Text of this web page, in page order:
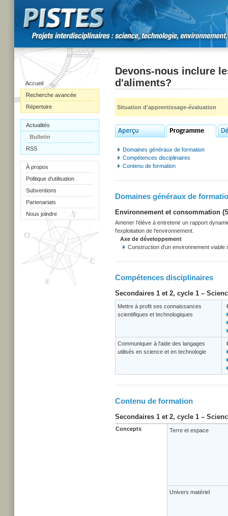
Accueil
Recherche avancée
Répertoire
Actualités
Bulletin
RSS
À propos
Politique d'utilisation
Subventions
Partenariats
Nous joindre
Devons-nous inclure
d'aliments?
Situation d'apprentissage-évaluation
Domaines généraux de formation
Compétences disciplinaires
Contenu de formation
Domaines généraux de
Environnement et consommation
Amener l'élève à entretenir un rapport
l'exploitation de l'environnement.
Axe de développement
Construction d'un environnement
Compétences disciplinaires
Secondaires 1 et 2, cycle 1 –
Mettre à profit ses connaissances
scientifiques et technologiques
Communiquer à l'aide des langages
utilisés en science et en technologie
Contenu de formation
Secondaires 1 et 2, cycle 1 –
Concepts Terre et espace
Univers matériel